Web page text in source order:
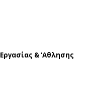
& ‘Aθλησης